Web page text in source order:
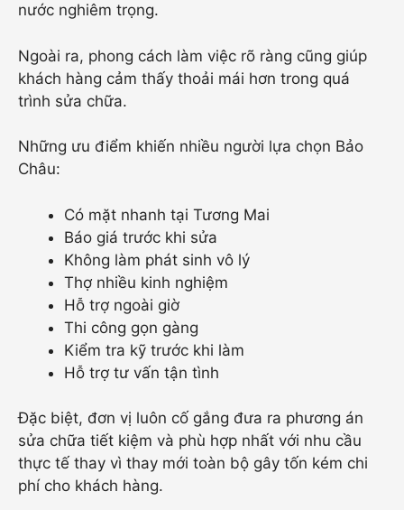
nước nghiêm trọng.
Ngoài ra, phong cách làm việc rõ ràng cũng giúp
khách hàng cảm thấy thoải mái hơn trong quá
trình sửa chữa.
Những ưu điểm khiến nhiều người lựa chọn Bảo
Châu:
Có mặt nhanh tại Tương Mai
Báo giá trước khi sửa
Không làm phát sinh vô lý
Thợ nhiều kinh nghiệm
Hỗ trợ ngoài giờ
Thi công gọn gàng
Kiểm tra kỹ trước khi làm
Hỗ trợ tư vấn tận tình
Đặc biệt, đơn vị luôn cố gắng đưa ra phương án
sửa chữa tiết kiệm và phù hợp nhất với nhu cầu
thực tế thay vì thay mới toàn bộ gây tốn kém chi
phí cho khách hàng.